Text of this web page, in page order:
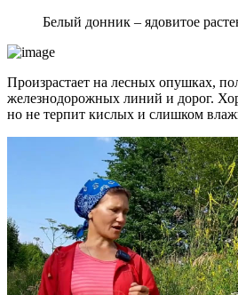
Белый донник – ядовитое
Произрастает на лесных опушках,
железнодорожных линий и дорог.
но не терпит кислых и слишком